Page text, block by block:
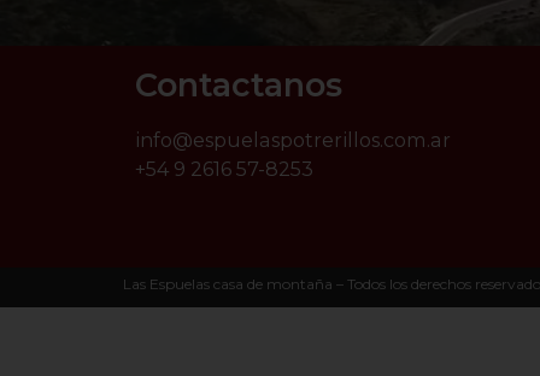
Contactanos
info@espuelaspotrerillos.com.ar
+54 9 2616 57-8253
Las Espuelas casa de montaña – Todos los derechos